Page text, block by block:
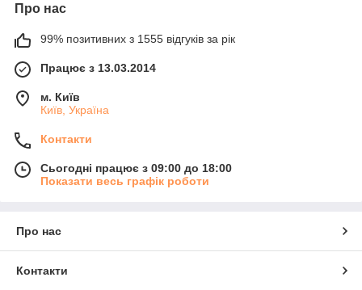
Про нас
99% позитивних з 1555 відгуків за рік
Працює з 13.03.2014
м. Київ
Київ, Україна
Контакти
Сьогодні працює з 09:00 до 18:00
Показати весь графік роботи
Про нас
Контакти